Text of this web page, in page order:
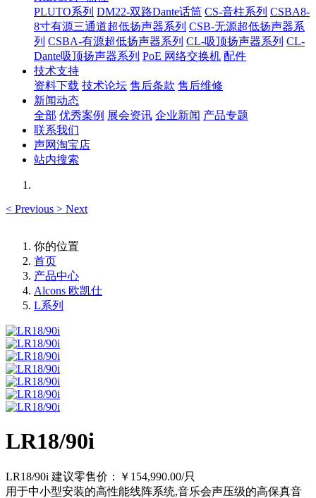
PLUTO系列 DM22-双路Dante话筒 CS-音柱系列 CSBA8-
8寸有源三通道超低扬声器系列 CSB-无源超低扬声器系
列 CSBA-有源超低扬声器系列 CL-吸顶扬声器系列 CL-
Dante吸顶扬声器系列 PoE 网络交换机 配件
技术支持
资料下载 技术论坛 售后条款 售后维修
新闻动态
全部 优秀案例 展会资讯 企业新闻 产品专题
联系我们
声网淘宝店
站内搜索
< Previous > Next
你的位置
首页
产品中心
Alcons 欧凯仕
L系列
LR18/90i
LR18/90i 建议零售价：￥154,990.00/只
用于中小型安装的高性能线阵系统,音乐会声压级的高保真音